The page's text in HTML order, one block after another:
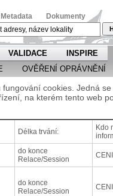
Metadata Dokumenty
VALIDACE
INSPIRE
OVĚŘENÍ OPRÁVNĚNÍ
cookies. Jedná
na kterém tento web
Délka trvání:
Kdo
do konce
Relace/Session
do konce
Relace/Session